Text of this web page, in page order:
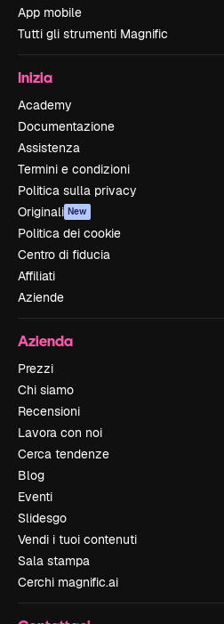
App mobile
Tutti gli strumenti Magnific
Inizia
Academy
Documentazione
Assistenza
Termini e condizioni
Politica sulla privacy
Originali New
Politica dei cookie
Centro di fiducia
Affiliati
Aziende
Azienda
Prezzi
Chi siamo
Recensioni
Lavora con noi
Cerca tendenze
Blog
Eventi
Slidesgo
Vendi i tuoi contenuti
Sala stampa
Cerchi magnific.ai